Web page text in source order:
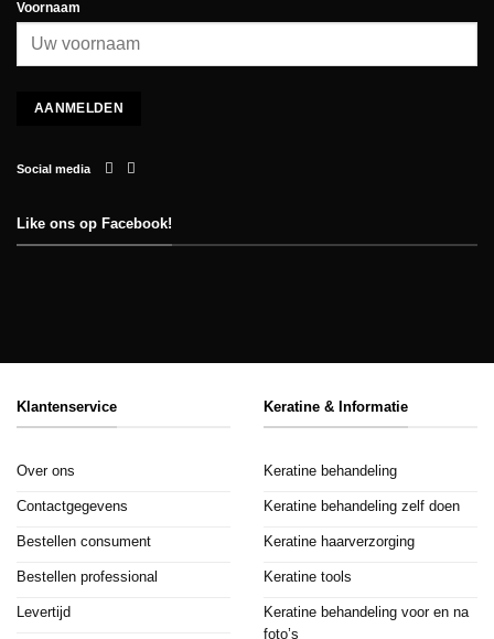
Voornaam
Social media
Like ons op Facebook!
Klantenservice
Over ons
Contactgegevens
Bestellen consument
Bestellen professional
Levertijd
Keratine & Informatie
Keratine behandeling
Keratine behandeling zelf doen
Keratine haarverzorging
Keratine tools
Keratine behandeling voor en na
foto’s